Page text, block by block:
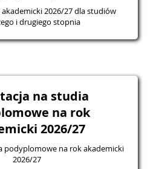
2026/27 dla studiów
i drugiego stopnia
na studia
na rok
2026/27
podyplomowe na rok akademicki
2026/27